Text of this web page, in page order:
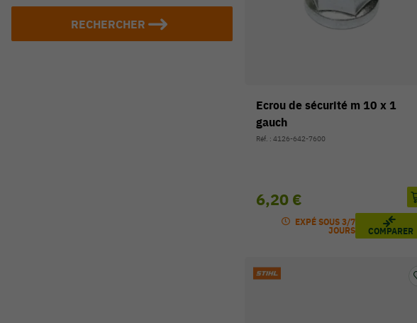
RECHERCHER
Ecrou de sécurité m 10 x 1
gauch
Réf. : 4126-642-7600
6,20 €
EXPÉ SOUS 3/7
JOURS
COMPARER